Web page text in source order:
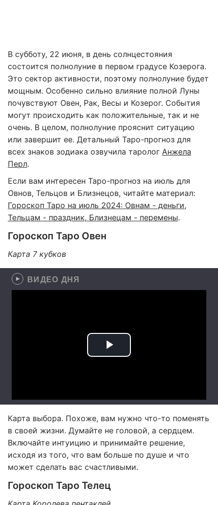
В субботу, 22 июня, в день солнцестояния
состоится полнолуние в первом градусе Козерога.
Это сектор активности, поэтому полнолуние будет
мощным. Особенно сильно влияние полной Луны
почувствуют Овен, Рак, Весы и Козерог. События
могут происходить как положительные, так и не
очень. В целом, полнолуние прояснит ситуацию
или завершит ее. Детальный Таро-прогноз для
всех знаков зодиака озвучила таролог Анжела
Перл.
Если вам интересен Таро-прогноз на июль для
Овнов, Тельцов и Близнецов, читайте материал:
Гороскоп Таро на июль 2024: Овнам - деньги,
Тельцам - праздник, Близнецам - перемены.
Гороскоп Таро Овен
Карта 7 кубков
ВИДЕО ДНЯ
Карта выбора. Похоже, вам нужно что-то поменять
в своей жизни. Думайте не головой, а сердцем.
Включайте интуицию и принимайте решение,
исходя из того, что вам больше по душе и что
может сделать вас счастливыми.
Гороскоп Таро Телец